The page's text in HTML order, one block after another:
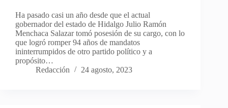
Ha pasado casi un año desde que el actual
gobernador del estado de Hidalgo Julio Ramón
Menchaca Salazar tomó posesión de su cargo, con lo
que logró romper 94 años de mandatos
ininterrumpidos de otro partido político y a
propósito…
Redacción
24 agosto, 2023